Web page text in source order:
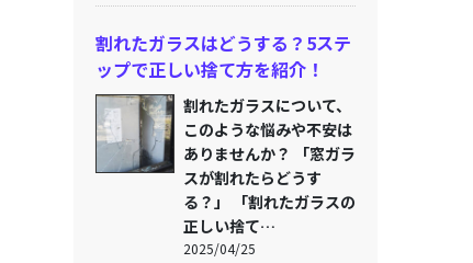
割れたガラスはどうする？5ステ
ップで正しい捨て方を紹介！
割れたガラスについて、
このような悩みや不安は
ありませんか？ 「窓ガラ
スが割れたらどうす
る？」 「割れたガラスの
正しい捨て…
2025/04/25